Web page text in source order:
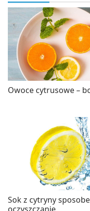
Owoce cytrusowe –
Sok z cytryny